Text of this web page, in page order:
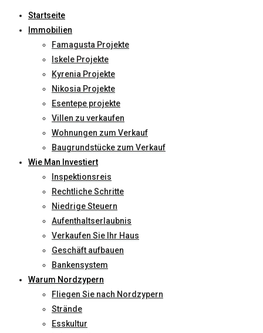
Startseite
Immobilien
Famagusta Projekte
Iskele Projekte
Kyrenia Projekte
Nikosia Projekte
Esentepe projekte
Villen zu verkaufen
Wohnungen zum Verkauf
Baugrundstücke zum Verkauf
Wie Man Investiert
Inspektionsreis
Rechtliche Schritte
Niedrige Steuern
Aufenthaltserlaubnis
Verkaufen Sie Ihr Haus
Geschäft aufbauen
Bankensystem
Warum Nordzypern
Fliegen Sie nach Nordzypern
Strände
Esskultur